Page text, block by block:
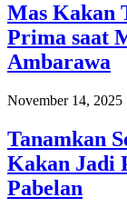
Mas Kakan
Prima saat
Ambarawa
November 14, 2025
Tanamkan
Kakan Jadi
Pabelan